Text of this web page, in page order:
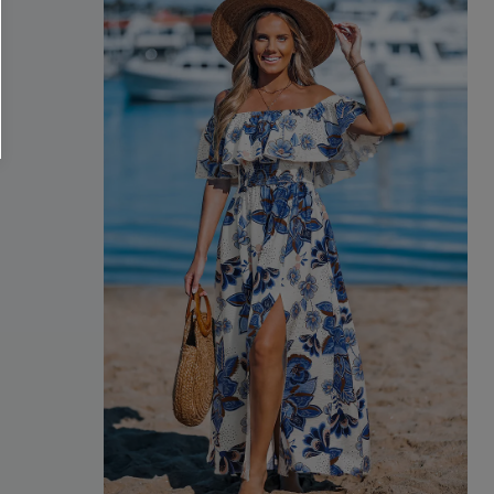
e-mail di marketing (compresi contenuti
i nostri Termini e condizioni . Potremmo
come i pixel presenti nelle
valutare il livello di coinvolgimento,
che potrebbero interessarti, il tutto
. Puoi annullare l'iscrizione in qualsiasi